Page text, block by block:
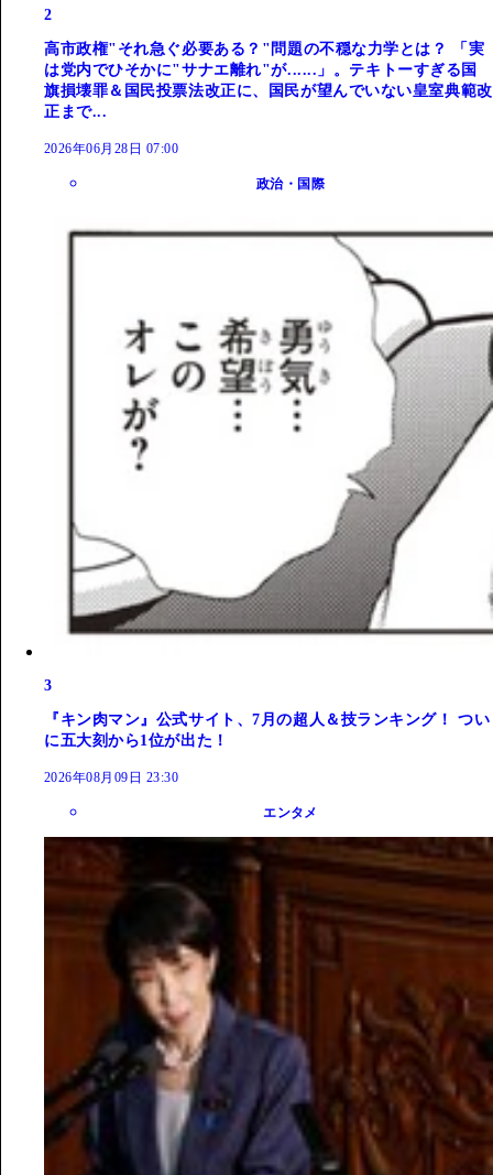
2
高市政権"それ急ぐ必要ある？"問題の不穏な力学とは？ 「実
は党内でひそかに"サナエ離れ"が......」。テキトーすぎる国
旗損壊罪＆国民投票法改正に、国民が望んでいない皇室典範改
正まで...
2026年06月28日 07:00
政治・国際
3
『キン肉マン』公式サイト、7月の超人＆技ランキング！ つい
に五大刻から1位が出た！
2026年08月09日 23:30
エンタメ